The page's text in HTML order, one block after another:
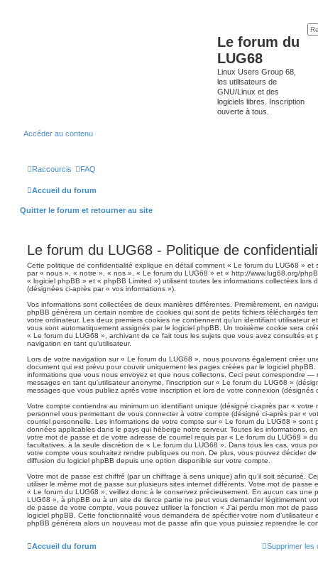
Le forum du
LUG68
Linux Users Group 68,
les utilisateurs de
GNU/Linux et des
logiciels libres. Inscription
ouverte à tous.
Accéder au contenu
Raccourcis FAQ
Accueil du forum
Quitter le forum et retourner au site
Le forum du LUG68 - Politique de
Cette politique de confidentialité explique en détail comment « Le forum du LUG68 » et
par « nous », « notre », « nos », « Le forum du LUG68 » et « http://www.lug68.org/
« logiciel phpBB » et « phpBB Limited ») utilisent toutes les informations collectées lors
(désignées ci-après par « vos informations »).
Vos informations sont collectées de deux manières différentes. Premièrement, en
phpBB génèrera un certain nombre de cookies qui sont de petits fichiers téléchargés
votre ordinateur. Les deux premiers cookies ne contiennent qu’un identifiant utilisateur
vous sont automatiquement assignés par le logiciel phpBB. Un troisième cookie sera
« Le forum du LUG68 », archivant de ce fait tous les sujets que vous avez consultés et
navigation en tant qu’utilisateur.
Lors de votre navigation sur « Le forum du LUG68 », nous pouvons également créer
document qui est prévu pour couvrir uniquement les pages créées par le logiciel
informations que vous nous envoyez et que nous collectons. Ceci peut correspondre —
messages en tant qu’utilisateur anonyme, l’inscription sur « Le forum du LUG68 »
messages que vous publiez après votre inscription et lors de votre connexion (désignés
Votre compte contiendra au minimum un identifiant unique (désigné ci-après par « votre
personnel vous permettant de vous connecter à votre compte (désigné ci-après par «
courriel personnelle. Les informations de votre compte sur « Le forum du LUG68 » sont
données applicables dans le pays qui héberge notre serveur. Toutes les informations,
votre mot de passe et de votre adresse de courriel requis par « Le forum du LUG68 »
facultatives, à la seule discrétion de « Le forum du LUG68 ». Dans tous les cas, vous
votre compte vous souhaitez rendre publiques ou non. De plus, vous pouvez décider
diffusion du logiciel phpBB depuis une option disponible sur votre compte.
Votre mot de passe est chiffré (par un chiffrage à sens unique) afin qu’il soit sécurisé.
utiliser le même mot de passe sur plusieurs sites internet différents. Votre mot de passe
« Le forum du LUG68 », veillez donc à le conservez précieusement. En aucun cas une
LUG68 », à phpBB ou à un site de tierce partie ne peut vous demander légitimement
de passe de votre compte, vous pouvez utiliser la fonction « J’ai perdu mon mot de
logiciel phpBB. Cette fonctionnalité vous demandera de spécifier votre nom d’utilisateur
phpBB générera alors un nouveau mot de passe afin que vous puissiez reprendre le
Accueil du forum Supprimer les